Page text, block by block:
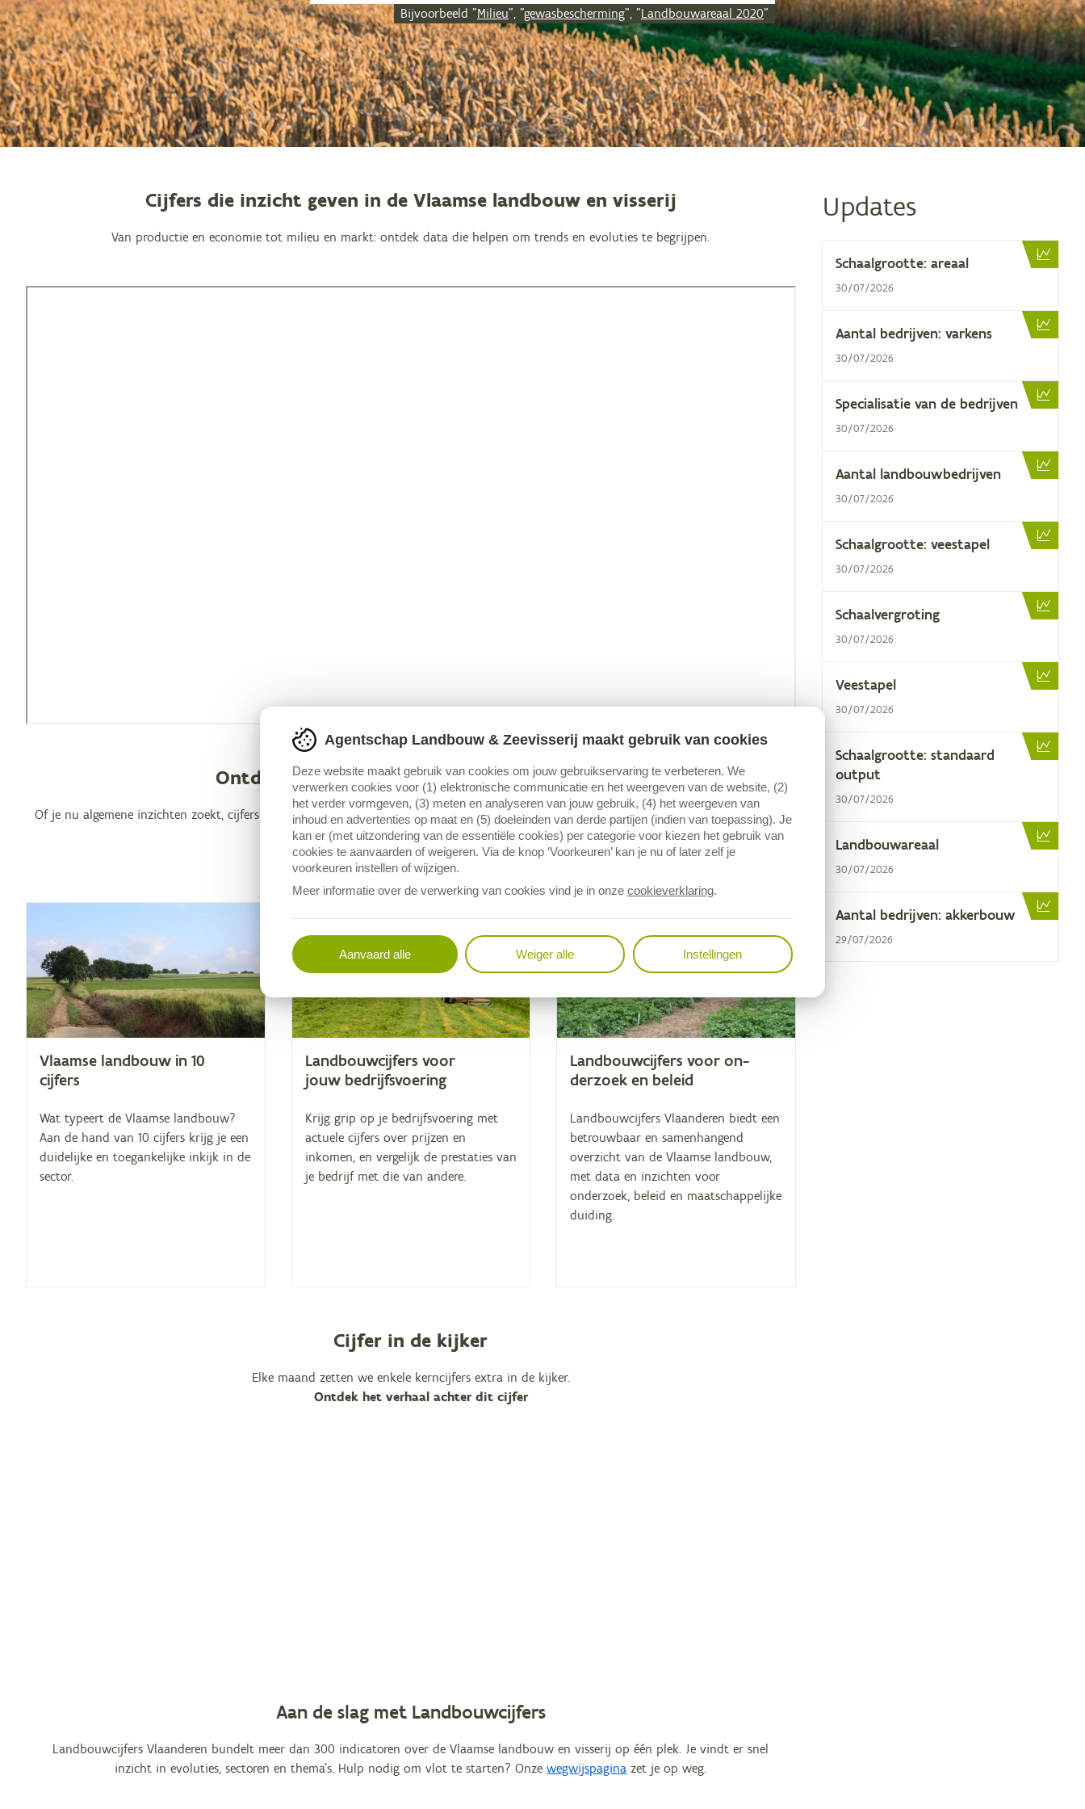
Bijvoorbeeld "Milieu", "gewasbescherming", "Landbouwareaal 2020"
Cijfers die inzicht geven in de Vlaamse landbouw en visserij
Van productie en economie tot milieu en markt: ontdek data die helpen om trends en evoluties te begrijpen.
Ontdek hoe de cijferwebsite jou kan helpen
Of je nu algemene inzichten zoekt, cijfers wil inzetten voor je bedrijfsvoering of data gebruikt voor onderzoek: hier vind je een startpunt
op maat van jouw vraag.
Vlaam­se land­bouw in10
cijfers
Wat typeert de Vlaamse landbouw?
Aan de hand van 10 cijfers krijg je een
duidelijke en toegankelijke inkijk in de
sector.
Land­bouw­cij­fers voor
jouw bedrijfsvoering
Krijg grip op je bedrijfsvoering met
actuele cijfers over prijzen en
inkomen, en vergelijk de prestaties van
je bedrijf met die van andere.
Land­bouw­cij­fers voor on­
der­zoek en beleid
Landbouwcijfers Vlaanderen biedt een
betrouwbaar en samenhangend
overzicht van de Vlaamse landbouw,
met data en inzichten voor
onderzoek, beleid en maatschappelijke
duiding.
Cijfer in de kijker
Elke maand zetten we enkele kerncijfers extra in de kijker.
Ontdek het verhaal achter dit cijfer
Aan de slag met Landbouwcijfers
Landbouwcijfers Vlaanderen bundelt meer dan 300 indicatoren over de Vlaamse landbouw en visserij op één plek. Je vindt er snel
inzicht in evoluties, sectoren en thema’s. Hulp nodig om vlot te starten? Onzewegwijspagina zet je op weg.
Updates
Schaal­groot­te: areaal
30/07/2026
Aan­tal be­drij­ven: varkens
30/07/2026
Spe­ci­a­li­sa­tie van de bedrijven
30/07/2026
Aan­tal landbouwbedrijven
30/07/2026
Schaal­groot­te: veestapel
30/07/2026
Schaal­ver­gro­ting
30/07/2026
Vee­sta­pel
30/07/2026
Schaal­groot­te: stan­daard
output
30/07/2026
Land­bouw­are­aal
30/07/2026
Aan­tal be­drij­ven: akkerbouw
29/07/2026
Agentschap Landbouw & Zeevisserij maakt gebruik van cookies
Deze website maakt gebruik van cookies om jouw gebruikservaring te verbeteren. We
verwerken cookies voor (1) elektronische communicatie en het weergeven van de website, (2)
het verder vormgeven, (3) meten en analyseren van jouw gebruik, (4) het weergeven van
inhoud en advertenties op maat en (5) doeleinden van derde partijen (indien van toepassing). Je
kan er (met uitzondering van de essentiële cookies) per categorie voor kiezen het gebruik van
cookies te aanvaarden of weigeren. Via de knop ‘Voorkeuren’ kan je nu of later zelf je
voorkeuren instellen of wijzigen.
Meer informatie over de verwerking van cookies vind je in onze cookieverklaring.
Aanvaard alle Weiger alle Instellingen